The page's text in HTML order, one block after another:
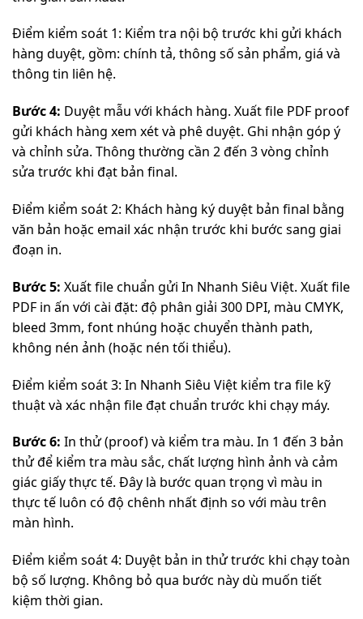
Điểm kiểm soát 1: Kiểm tra nội bộ trước khi gửi khách
hàng duyệt, gồm: chính tả, thông số sản phẩm, giá và
thông tin liên hệ.
Bước 4: Duyệt mẫu với khách hàng. Xuất file PDF proof
gửi khách hàng xem xét và phê duyệt. Ghi nhận góp ý
và chỉnh sửa. Thông thường cần 2 đến 3 vòng chỉnh
sửa trước khi đạt bản final.
Điểm kiểm soát 2: Khách hàng ký duyệt bản final bằng
văn bản hoặc email xác nhận trước khi bước sang giai
đoạn in.
Bước 5: Xuất file chuẩn gửi In Nhanh Siêu Việt. Xuất file
PDF in ấn với cài đặt: độ phân giải 300 DPI, màu CMYK,
bleed 3mm, font nhúng hoặc chuyển thành path,
không nén ảnh (hoặc nén tối thiểu).
Điểm kiểm soát 3: In Nhanh Siêu Việt kiểm tra file kỹ
thuật và xác nhận file đạt chuẩn trước khi chạy máy.
Bước 6: In thử (proof) và kiểm tra màu. In 1 đến 3 bản
thử để kiểm tra màu sắc, chất lượng hình ảnh và cảm
giác giấy thực tế. Đây là bước quan trọng vì màu in
thực tế luôn có độ chênh nhất định so với màu trên
màn hình.
Điểm kiểm soát 4: Duyệt bản in thử trước khi chạy toàn
bộ số lượng. Không bỏ qua bước này dù muốn tiết
kiệm thời gian.